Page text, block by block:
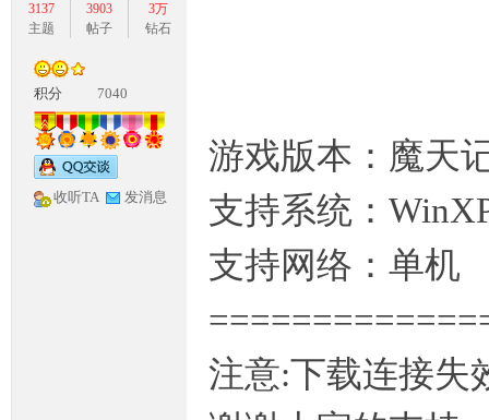
游
3137
主题
3903
帖子
3万
钻石
积分 7040
收听TA 发消息
游戏版本：魔天
支持系统：
支持网络：单机
注意:下载连接失